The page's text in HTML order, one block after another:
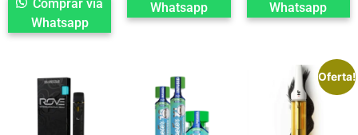
Comprar via
Whatsapp
Whatsapp
Whatsapp
Oferta!